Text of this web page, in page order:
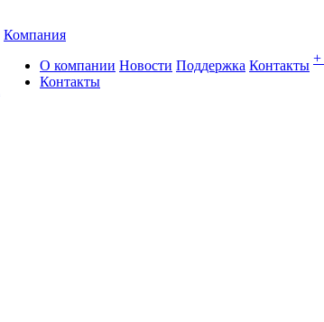
Компания
О компании
Контакты
Новости Поддержка Контакты